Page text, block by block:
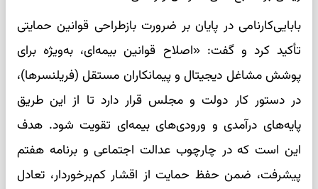
بابایی‌کارنامی در پایان بر ضرورت بازطراحی قوانین حمایتی
تأکید کرد و گفت: «اصلاح قوانین بیمه‌ای، به‌ویژه برای
پوشش مشاغل دیجیتال و پیمانکاران مستقل (فریلنسرها)،
در دستور کار دولت و مجلس قرار دارد تا از این طریق
پایه‌های درآمدی و ورودی‌های بیمه‌ای تقویت شود. هدف
این است که در چارچوب عدالت اجتماعی و برنامه هفتم
پیشرفت، ضمن حفظ حمایت از اقشار کم‌برخوردار، تعادل